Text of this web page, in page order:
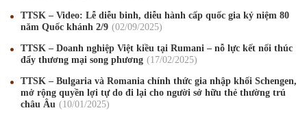
TTSK – Video: Lễ diễu binh, diễu hành cấp quốc gia kỷ niệm 80
năm Quốc khánh 2/9
02/09/2025
TTSK – Doanh nghiệp Việt kiều tại Rumani – nỗ lực kết nối thúc
đẩy thương mại song phương
17/02/2025
TTSK – Bulgaria và Romania chính thức gia nhập khối Schengen,
mở rộng quyền lợi tự do đi lại cho người sở hữu thẻ thường trú
châu Âu
10/01/2025
Mừng Xuân Canh Tý 2020